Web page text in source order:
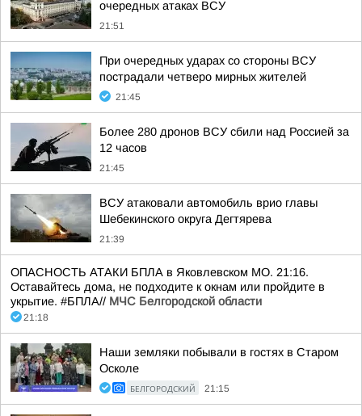
очередных атаках ВСУ
21:51
При очередных ударах со стороны ВСУ
пострадали четверо мирных жителей
21:45
Более 280 дронов ВСУ сбили над Россией за
12 часов
21:45
ВСУ атаковали автомобиль врио главы
Шебекинского округа Дегтярева
21:39
ОПАСНОСТЬ АТАКИ БПЛА в Яковлевском МО. 21:16.
Оставайтесь дома, не подходите к окнам или пройдите в
укрытие. #БПЛА// МЧС Белгородской области
21:18
Наши земляки побывали в гостях в Старом
Осколе
БЕЛГОРОДСКИЙ 21:15